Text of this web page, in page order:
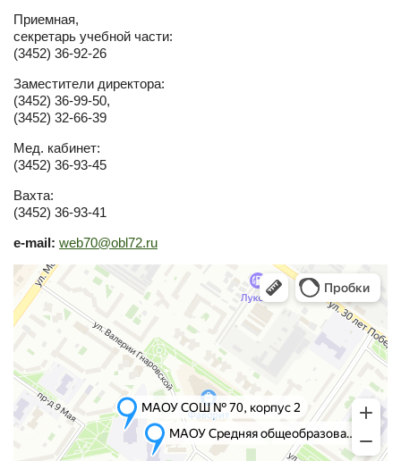
Приемная,
секретарь учебной части:
(3452) 36-92-26
Заместители директора:
(3452) 36-99-50,
(3452) 32-66-39
Мед. кабинет:
(3452) 36-93-45
Вахта:
(3452) 36-93-41
e-mail: web70@obl72.ru